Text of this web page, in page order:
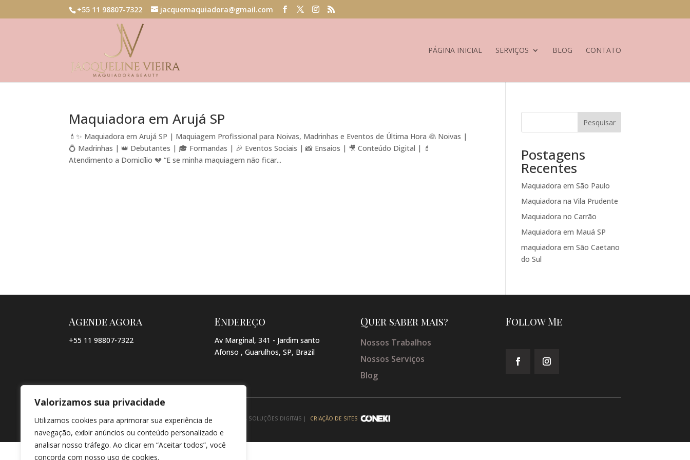
Valorizamos sua privacidade
Utilizamos cookies para aprimorar sua experiência de
navegação, exibir anúncios ou conteúdo personalizado e
analisar nosso tráfego. Ao clicar em “Aceitar todos”, você
concorda com nosso uso de cookies.
+55 11 98807-7322 jacquemaquiadora@gmail.com
PÁGINA INICIAL SERVIÇOS BLOG CONTATO
Maquiadora em Arujá SP
💄✨ Maquiadora em Arujá SP | Maquiagem Profissional para Noivas, Madrinhas e Eventos de Última Hora 👰 Noivas |
💍 Madrinhas | 👑 Debutantes | 🎓 Formandas | 🎉 Eventos Sociais | 📸 Ensaios | 🎥 Conteúdo Digital | 💄
Atendimento a Domicílio 💔 “E se minha maquiagem não ficar...
Pesquisar
Postagens
Recentes
Maquiadora em São Paulo
Maquiadora na Vila Prudente
Maquiadora no Carrão
Maquiadora em Mauá SP
maquiadora em São Caetano
do Sul
Agende agora
+55 11 98807-7322
Endereço
Av Marginal, 341 - Jardim santo
Afonso , Guarulhos, SP, Brazil
Quer saber mais?
Nossos Trabalhos
Nossos Serviços
Blog
Follow Me
© COPYRIGHT 2026 → JACQUELINE VIEIRA MAKEUP → POR: CONEKI - SOLUÇÕES DIGITAIS | CRIAÇÃO DE SITES